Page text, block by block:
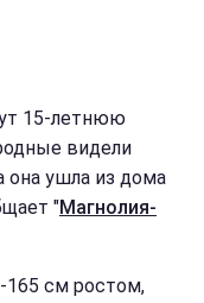
15-летнюю
видели
она ушла из дома
"Магнолия-
165 см ростом,